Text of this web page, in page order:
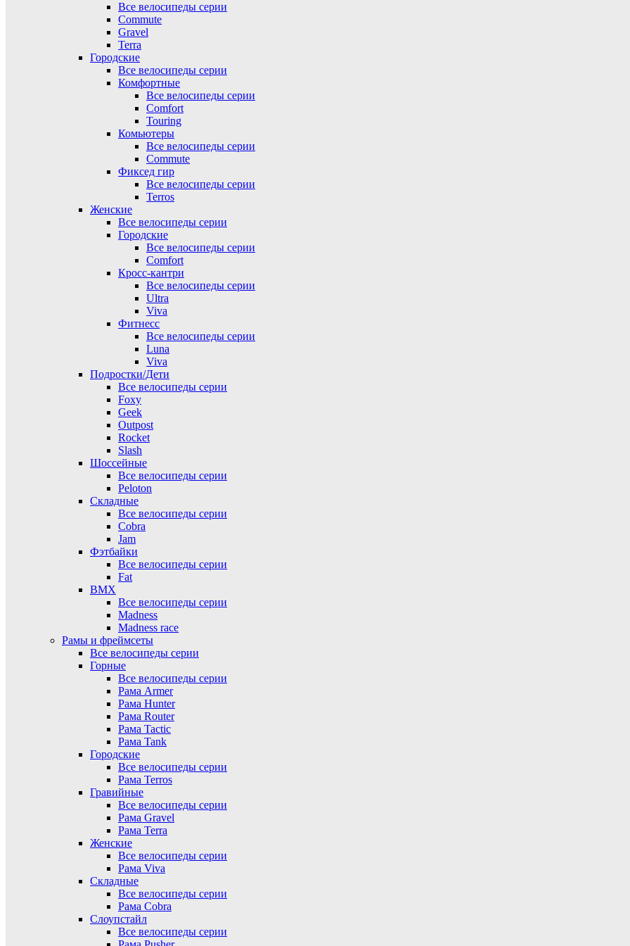
Все велосипеды серии
Commute
Gravel
Terra
Городские
Все велосипеды серии
Комфортные
Все велосипеды серии
Comfort
Touring
Комьютеры
Все велосипеды серии
Commute
Фиксед гир
Все велосипеды серии
Terros
Женские
Все велосипеды серии
Городские
Все велосипеды серии
Comfort
Кросс-кантри
Все велосипеды серии
Ultra
Viva
Фитнесс
Все велосипеды серии
Luna
Viva
Подростки/Дети
Все велосипеды серии
Foxy
Geek
Outpost
Rocket
Slash
Шоссейные
Все велосипеды серии
Peloton
Складные
Все велосипеды серии
Cobra
Jam
Фэтбайки
Все велосипеды серии
Fat
BMX
Все велосипеды серии
Madness
Madness race
Рамы и фреймсеты
Все велосипеды серии
Горные
Все велосипеды серии
Рама Armer
Рама Hunter
Рама Router
Рама Tactic
Рама Tank
Городские
Все велосипеды серии
Рама Terros
Гравийные
Все велосипеды серии
Рама Gravel
Рама Terra
Женские
Все велосипеды серии
Рама Viva
Складные
Все велосипеды серии
Рама Cobra
Слоупстайл
Все велосипеды серии